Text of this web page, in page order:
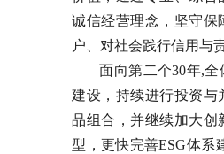
诚信经营理念，坚守保
户、对社会践行信用与
面向第二个30年,
建设，持续进行投资与
品组合，并继续加大创
型，更快完善ESG体系